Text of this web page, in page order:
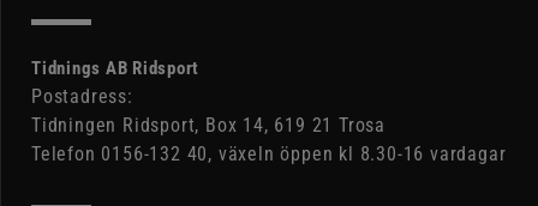
Tidnings AB Ridsport
Postadress:
Tidningen Ridsport, Box 14, 619 21 Trosa
Telefon 0156-132 40, växeln öppen kl 8.30-16 vardagar